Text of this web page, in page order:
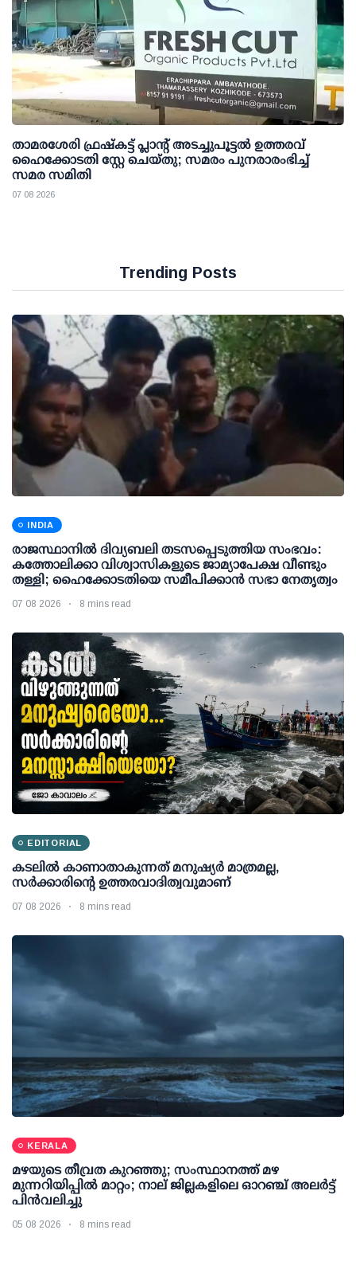
താമരശേരി ഫ്രഷ്കട്ട് പ്ലാന്റ് അടച്ചുപൂട്ടൽ ഉത്തരവ്
ഹൈക്കോടതി സ്റ്റേ ചെയ്തു; സമരം പുനരാരംഭിച്ച്
സമര സമിതി
07 08 2026
Trending Posts
INDIA
രാജസ്ഥാനിൽ ദിവ്യബലി തടസപ്പെടുത്തിയ സംഭവം:
കത്തോലിക്കാ വിശ്വാസികളുടെ ജാമ്യാപേക്ഷ വീണ്ടും
തള്ളി; ഹൈക്കോടതിയെ സമീപിക്കാൻ സഭാ നേതൃത്വം
07 08 2026 8 mins read
EDITORIAL
കടലിൽ കാണാതാകുന്നത് മനുഷ്യർ മാത്രമല്ല,
സർക്കാരിന്റെ ഉത്തരവാദിത്വവുമാണ്
07 08 2026 8 mins read
KERALA
മഴയുടെ തീവ്രത കുറഞ്ഞു; സംസ്ഥാനത്ത് മഴ
മുന്നറിയിപ്പിൽ മാറ്റം; നാല് ജില്ലകളിലെ ഓറഞ്ച് അലർട്ട്
പിൻവലിച്ചു
05 08 2026 8 mins read